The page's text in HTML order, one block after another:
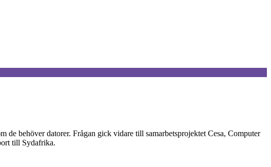
behöver datorer. Frågan gick vidare till samarbetsprojektet Cesa, Computer
till Sydafrika.